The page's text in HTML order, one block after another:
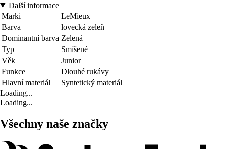
Další informace
Marki
LeMieux
Barva
lovecká zeleň
Dominantní barva Zelená
Typ
Smíšené
Věk
Junior
Funkce
Dlouhé rukávy
Hlavní materiál
Syntetický materiál
Loading...
Loading...
Všechny naše značky